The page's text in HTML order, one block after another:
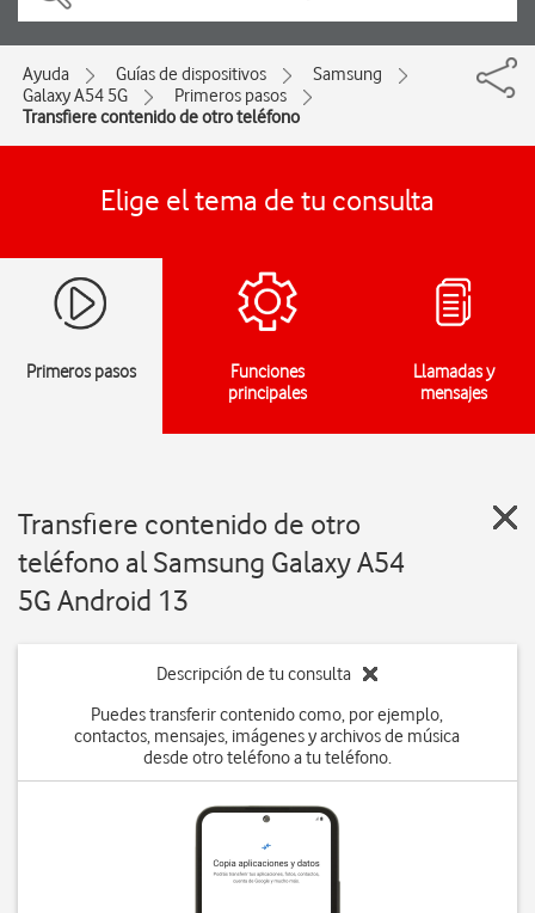
Ayuda Guías de dispositivos
Samsung
Galaxy A54 5G
Primeros pasos
Transfiere contenido de otro teléfono
Elige el tema de tu consulta
Primeros pasos
Funciones
principales
Llamadas y
mensajes
Transfiere contenido de otro
teléfono al Samsung Galaxy A54
5G Android 13
Descripción de tu consulta
Puedes transferir contenido como, por ejemplo,
contactos, mensajes, imágenes y archivos de música
desde otro teléfono a tu teléfono.